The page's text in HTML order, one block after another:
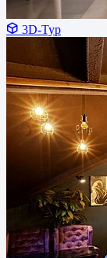
3D-Тур